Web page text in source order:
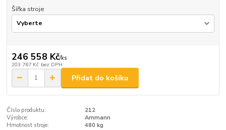
Šířka stroje
246 558 Kč/ks
203 767 Kč bez DPH
Přidat do košíku
Číslo produktu:
212
Výrobce:
Ammann
Hmotnost stroje:
480 kg